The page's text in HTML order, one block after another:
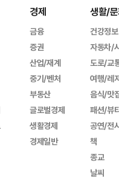
경제
금융
증권
산업/재계
중기/벤처
부동산
글로벌경제
생활경제
경제일반
생활/
건강정보
자동차/
도로/교
여행/레
음식/맛
패션/뷰
공연/전
책
종교
날씨